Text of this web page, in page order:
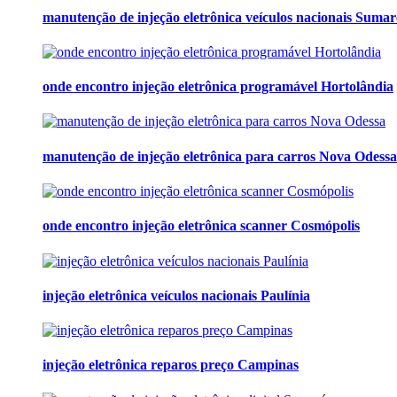
manutenção de injeção eletrônica veículos nacionais
onde encontro injeção eletrônica programável Hortolândia
manutenção de injeção eletrônica para carros Nova Odessa
onde encontro injeção eletrônica scanner Cosmópolis
injeção eletrônica veículos nacionais Paulínia
injeção eletrônica reparos preço Campinas